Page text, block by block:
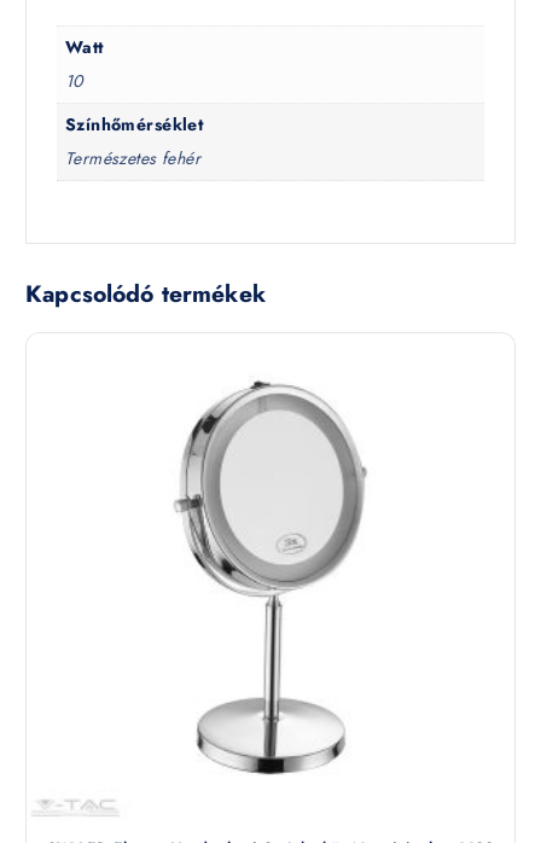
Watt
10
Színhőmérséklet
Természetes fehér
Kapcsolódó termékek